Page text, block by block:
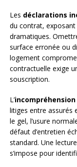
Les déclarations
du contrat, exposant
dramatiques.
surface erronée ou
logement
contractuelle exige
souscription.
L’
litiges entre assurés
le gel, l’usure
défaut d’entretien
standard. Une
s’impose pour